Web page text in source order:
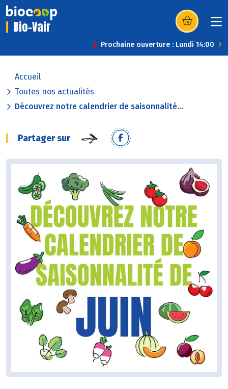
Bio-Vair (s’ouvre dans
Prochaine ouverture : Lundi 14:00
Accueil
Toutes nos actualités
Découvrez notre calendrier de saisonnalité...
Partager sur